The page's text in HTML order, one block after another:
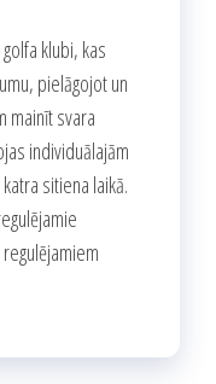
klubi, kas
pielāgojot un
mainīt svara
individuālajām
sitiena laikā.